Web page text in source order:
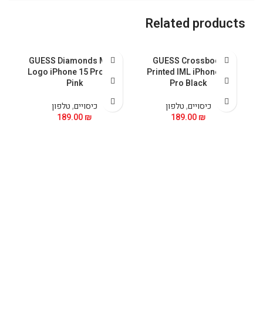
Related products
GUESS Crossbody
Printed IML iPhone 15
Pro Black
כיסויים,טלפון
189.00₪
GUESS Diamonds Metal
Logo iPhone 15 Pro Max
Pink
כיסויים,טלפון
189.00₪